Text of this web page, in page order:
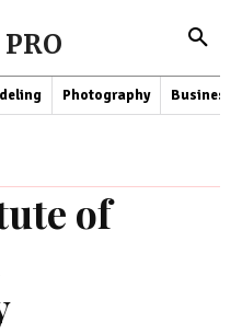
Photography Business
of